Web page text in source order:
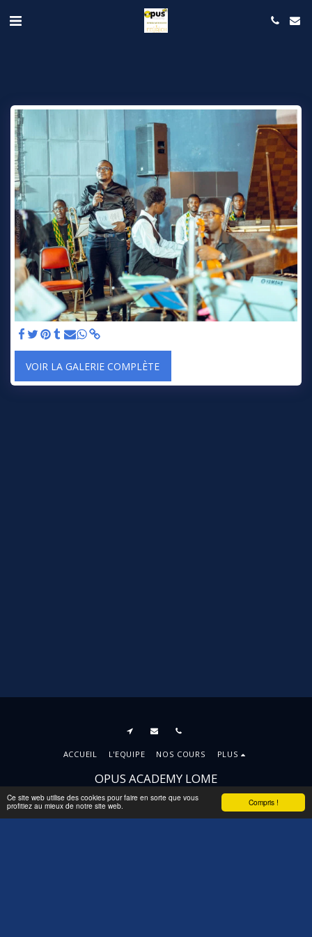
Compris !
Ce site web utilise des cookies pour faire en sorte que vous
profitiez au mieux de notre site web.
VOIR LA GALERIE COMPLÈTE
OPUS ACADEMY LOME
Droits d'auteur © 2026 Tous droits réservés
Conditions d'Utilisations
Confidentialité|Accessibilité
ACCUEIL L'EQUIPE NOS COURS PLUS